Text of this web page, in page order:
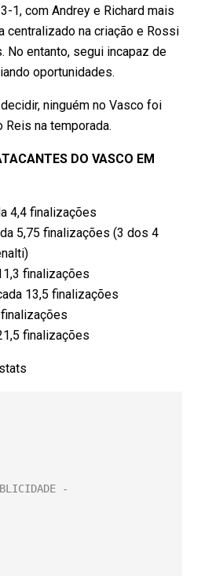
1, com Andrey e Richard mais
centralizado na criação e Rossi
No entanto, segui incapaz de
oportunidades.
decidir, ninguém no Vasco foi
na temporada.
DO VASCO EM
4,4 finalizações
5,75 finalizações (3 dos 4
finalizações
13,5 finalizações
finalizações